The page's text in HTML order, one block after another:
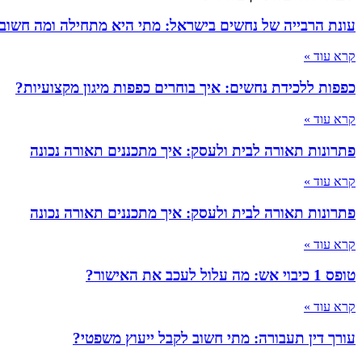
עונת הרבייה של נחשים בישראל: מתי היא מתחילה ומה
קרא עוד »
כפפות ללכידת נחשים: איך בוחרים כפפות מיגון מקצועיות?
קרא עוד »
פתרונות תאורה לבית ולעסק: איך מתכננים תאורה נכונה
קרא עוד »
פתרונות תאורה לבית ולעסק: איך מתכננים תאורה נכונה
קרא עוד »
טופס 1 כיבוי אש: מה עלול לעכב את האישור?
קרא עוד »
עורך דין תעבורה: מתי חשוב לקבל ייעוץ משפטי?